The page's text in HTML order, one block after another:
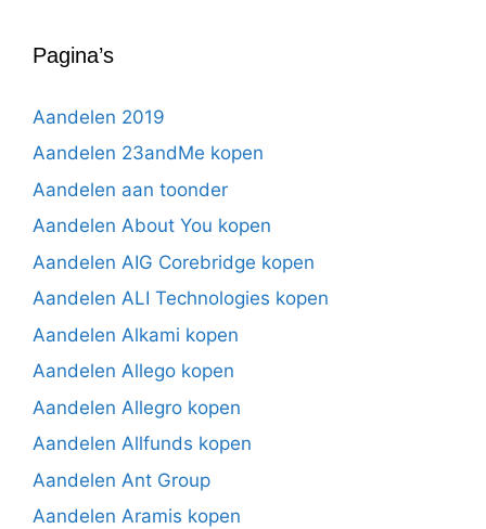
Pagina’s
Aandelen 2019
Aandelen 23andMe kopen
Aandelen aan toonder
Aandelen About You kopen
Aandelen AIG Corebridge kopen
Aandelen ALI Technologies kopen
Aandelen Alkami kopen
Aandelen Allego kopen
Aandelen Allegro kopen
Aandelen Allfunds kopen
Aandelen Ant Group
Aandelen Aramis kopen